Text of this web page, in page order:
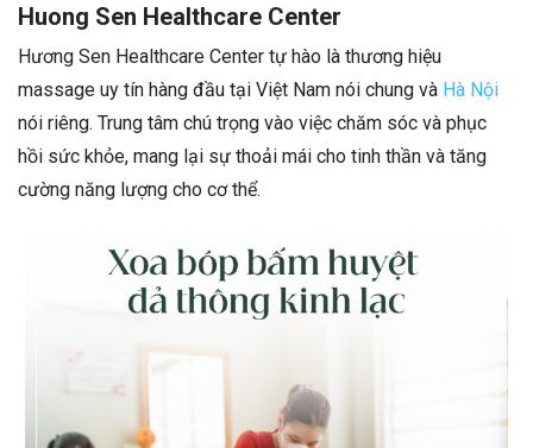
Huong Sen Healthcare Center
Hương Sen Healthcare Center tự hào là thương hiệu
massage uy tín hàng đầu tại Việt Nam nói chung và Hà Nội
nói riêng. Trung tâm chú trọng vào việc chăm sóc và phục
hồi sức khỏe, mang lại sự thoải mái cho tinh thần và tăng
cường năng lượng cho cơ thể.